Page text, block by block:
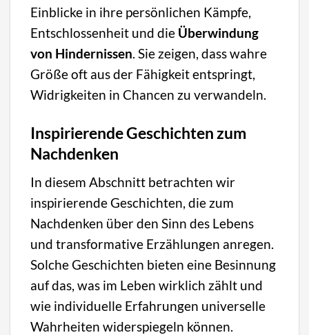
Einblicke in ihre persönlichen Kämpfe,
Entschlossenheit und die Überwindung
von Hindernissen. Sie zeigen, dass wahre
Größe oft aus der Fähigkeit entspringt,
Widrigkeiten in Chancen zu verwandeln.
Inspirierende Geschichten zum
Nachdenken
In diesem Abschnitt betrachten wir
inspirierende Geschichten, die zum
Nachdenken über den Sinn des Lebens
und transformative Erzählungen anregen.
Solche Geschichten bieten eine Besinnung
auf das, was im Leben wirklich zählt und
wie individuelle Erfahrungen universelle
Wahrheiten widerspiegeln können.